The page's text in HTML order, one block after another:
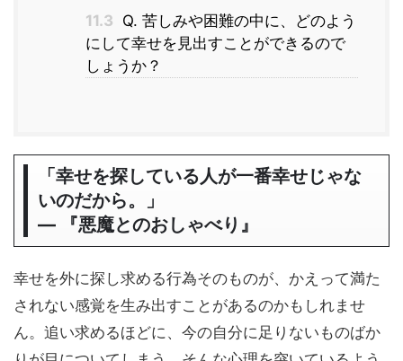
11.3 Q. 苦しみや困難の中に、どのよう
にして幸せを見出すことができるので
しょうか？
「幸せを探している人が一番幸せじゃな
いのだから。」
― 『悪魔とのおしゃべり』
幸せを外に探し求める行為そのものが、かえって満た
されない感覚を生み出すことがあるのかもしれませ
ん。追い求めるほどに、今の自分に足りないものばか